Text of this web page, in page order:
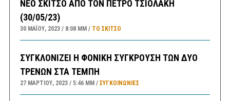
ΝΕΟ ΣΚΙΤΣΟ ΑΠΟ ΤΟΝ ΠΕΤΡΟ ΤΣΙΟΛΑΚΗ
(30/05/23)
30 ΜΑΪ́ΟΥ, 2023 8:08 ΜΜ ΤΟ ΣΚΊΤΣΟ
ΣΥΓΚΛΟΝΙΖΕΙ Η ΦΟΝΙΚΗ ΣΥΓΚΡΟΥΣΗ ΤΩΝ ΔΥΟ
ΤΡΕΝΩΝ ΣΤΑ ΤΕΜΠΗ
27 ΜΑΡΤΊΟΥ, 2023 5:46 ΜΜ ΣΥΓΚΟΙΝΩΝΊΕΣ